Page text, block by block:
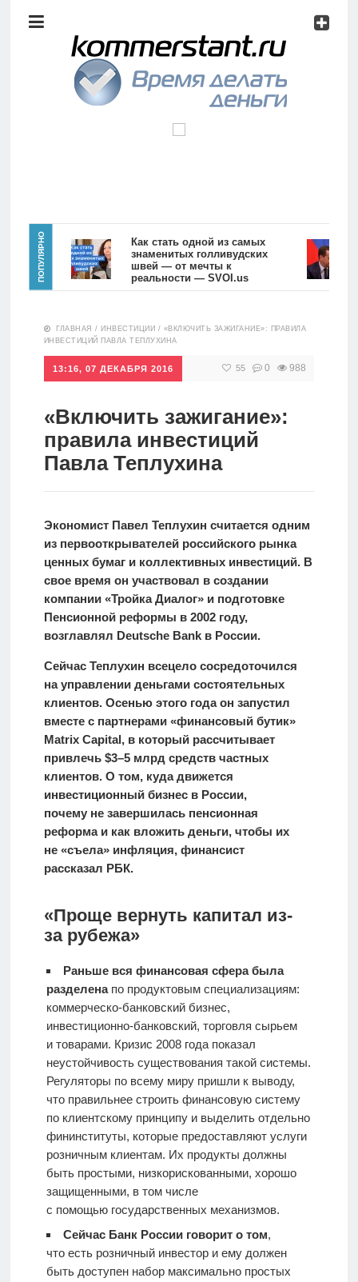
анализ
Видео
Сделано
Главная
Новости
Аналитика
Инвестиции
Дивиденды
Волновой
Видео
Сделано
в России
Рунет
ПОПУЛЯРНО
Как стать одной из самых
знаменитых голливудских
швей — от мечты к
реальности — SVOI.us
10557
ГЛАВНАЯ / ИНВЕСТИЦИИ / «ВКЛЮЧИТЬ ЗАЖИГАНИЕ»: ПРАВИЛА
ИНВЕСТИЦИЙ ПАВЛА ТЕПЛУХИНА
13:16, 07 ДЕКАБРЯ 2016 55 0 988
«Включить зажигание»:
правила инвестиций
Павла Теплухина
Экономист Павел Теплухин считается одним
из первооткрывателей российского рынка
ценных бумаг и коллективных инвестиций. В
свое время он участвовал в создании
компании «Тройка Диалог» и подготовке
Пенсионной реформы в 2002 году,
возглавлял Deutsche Bank в России.
Сейчас Теплухин всецело сосредоточился
на управлении деньгами состоятельных
клиентов. Осенью этого года он запустил
вместе с партнерами «финансовый бутик»
Matrix Capital, в который рассчитывает
привлечь $3–5 млрд средств частных
клиентов. О том, куда движется
инвестиционный бизнес в России,
почему не завершилась пенсионная
реформа и как вложить деньги, чтобы их
не «съела» инфляция, финансист
рассказал РБК.
«Проще вернуть капитал из-
за рубежа»
Раньше вся финансовая сфера была
разделенапо продуктовым специализациям:
коммерческо-банковский бизнес,
инвестиционно-банковский, торговля сырьем
и товарами. Кризис 2008 года показал
неустойчивость существования такой системы.
Регуляторы по всему миру пришли к выводу,
что правильнее строить финансовую систему
по клиентскому принципу и выделить отдельно
фининституты, которые предоставляют услуги
розничным клиентам. Их продукты должны
быть простыми, низкорискованными, хорошо
защищенными, в том числе
с помощью государственных механизмов.
Сейчас Банк России говорит о том,
что есть розничный инвестор и ему должен
быть доступен набор максимально простых